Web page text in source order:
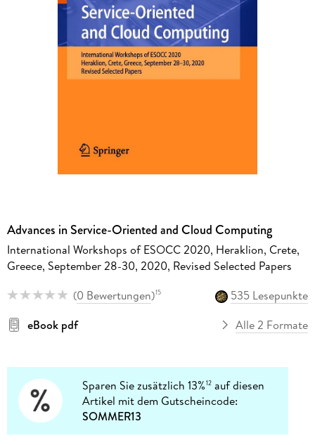
Advances in Service-Oriented and Cloud Computing
International Workshops of ESOCC 2020, Heraklion, Crete,
Greece, September 28-30, 2020, Revised Selected Papers
(0 Bewertungen)15
535 Lesepunkte
eBook pdf
Alle 2 Formate
Sparen Sie zusätzlich 13%12 auf diesen
Artikel mit dem Gutscheincode:
SOMMER13